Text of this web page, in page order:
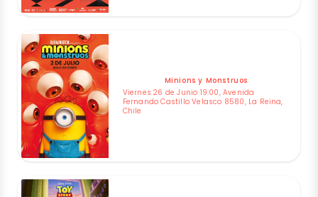
Minions y Monstruos
Viernes 26 de Junio 19:00, Avenida
Fernando Castillo Velasco 8580, La Reina,
Chile